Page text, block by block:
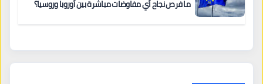
ما فرص نجاح أي مفاوضات مباشرة بين أوروبا وروسيا؟